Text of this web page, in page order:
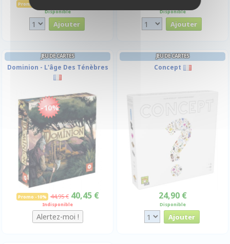
Promo -10%
Disponible Disponible
JEU DE CARTES
Dominion - L'âge Des Ténèbres
-10%
Promo -10% 44,95 € 40,45 €
Indisponible
JEU DE CARTES
Concept
24,90 €
Disponible